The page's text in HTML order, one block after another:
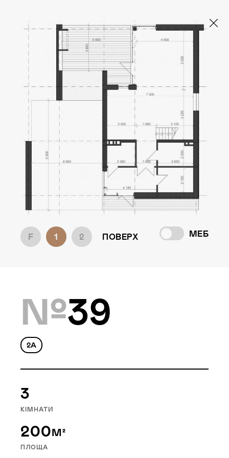
SHELEST HOME
Локація
Будівництво
F 1 2 ПОВЕРХ МЕБ
№39
2A
3
КІМНАТИ
200М²
ПЛОЩА